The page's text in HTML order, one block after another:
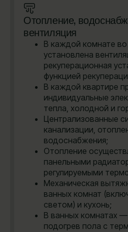
Отопление,
вентиляция
В каждой комнате
установлена
рекуперационная
функцией
В каждой квартире
индивидуальные
тепла, холодной и
Централизованные
канализации,
водоснабжения;
Отопление
панельными
регулируемыми
Механическая
ванных комнат
светом) и кухонь;
В ванных комнатах —
подогрев пола с